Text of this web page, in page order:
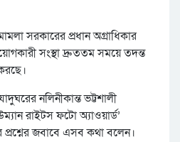
সরকারের প্রধান অগ্রাধিকার
সংস্থা দ্রুততম সময়ে তদন্ত
নলিনীকান্ত ভট্টশালী
রাইটস ফটো অ্যাওয়ার্ড’
প্রশ্নের জবাবে এসব কথা বলেন।